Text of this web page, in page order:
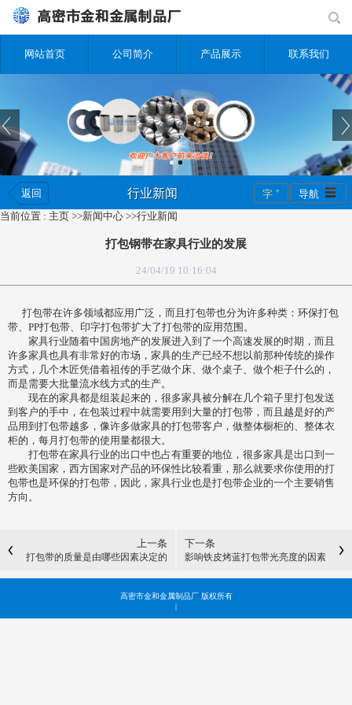
网站首页 公司简介 产品展示 联系我们
返回 行业新闻 导航
字 +
当前位置 : 主页 >>新闻中心 >>行业新闻
打包钢带在家具行业的发展
24/04/19 10:16:04
打包带在许多领域都应用广泛，而且打包带也分为许多种类：环保打包
带、PP打包带、印字打包带扩大了打包带的应用范围。
家具行业随着中国房地产的发展进入到了一个高速发展的时期，而且
许多家具也具有非常好的市场，家具的生产已经不想以前那种传统的操作
方式，几个木匠凭借着祖传的手艺做个床、做个桌子、做个柜子什么的，
而是需要大批量流水线方式的生产。
现在的家具都是组装起来的，很多家具被分解在几个箱子里打包发送
到客户的手中，在包装过程中就需要用到大量的打包带，而且越是好的产
品用到打包带越多，像许多做家具的打包带客户，做整体橱柜的、整体衣
柜的，每月打包带的使用量都很大。
打包带在家具行业的出口中也占有重要的地位，很多家具是出口到一
些欧美国家，西方国家对产品的环保性比较看重，那么就要求你使用的打
包带也是环保的打包带，因此，家具行业也是打包带企业的一个主要销售
方向。
上一条
打包带的质量是由哪些因素决定的
下一条
影响铁皮烤蓝打包带光亮度的因素
高密市金和金属制品厂 版权所有
|